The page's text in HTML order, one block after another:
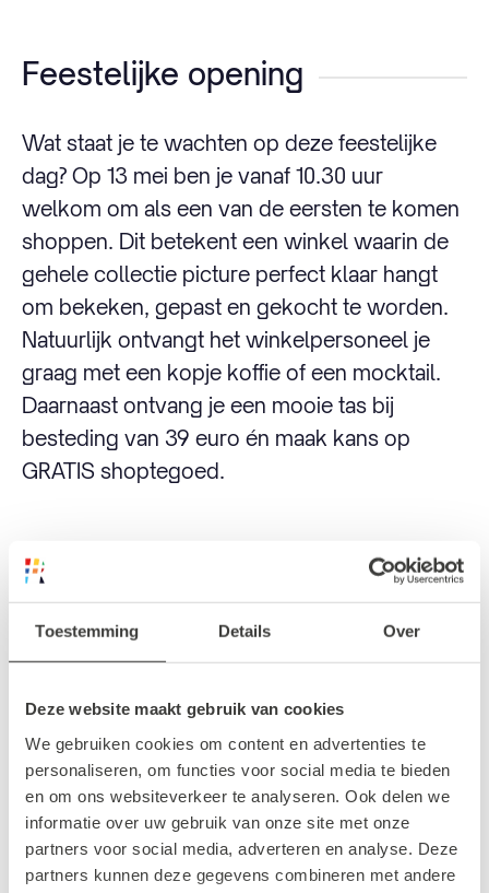
Toestemming Details Over
Deze website maakt gebruik van cookies
We gebruiken cookies om content en advertenties te
personaliseren, om functies voor social media te bieden
en om ons websiteverkeer te analyseren. Ook delen we
informatie over uw gebruik van onze site met onze
partners voor social media, adverteren en analyse. Deze
partners kunnen deze gegevens combineren met andere
Feestelijke opening
Wat staat je te wachten op deze feestelijke
dag? Op 13 mei ben je vanaf 10.30 uur
welkom om als een van de eersten te komen
shoppen. Dit betekent een winkel waarin de
gehele collectie picture perfect klaar hangt
om bekeken, gepast en gekocht te worden.
Natuurlijk ontvangt het winkelpersoneel je
graag met een kopje koffie of een mocktail.
Daarnaast ontvang je een mooie tas bij
besteding van 39 euro én maak kans op
GRATIS shoptegoed.
#WINKELEN
Mini
6x Leuke
babywinkels in
Rotterdam
Zuid-Amerikaanse
gezelligheid
Zomercarnaval in
Rotterdam